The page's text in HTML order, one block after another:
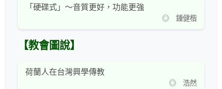
「硬碟式」～音質更好，功能更強
◎ 鍾健楷
【教會圖說】
荷蘭人在台灣興學傳教
◎ 浩然